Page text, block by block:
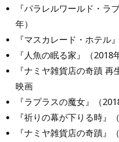
『パラレルワールド・ラ
年）
『マスカレード・ホテル
『人魚の眠る家』（2018
『ナミヤ雑貨店の奇蹟
映画
『ラプラスの魔女』（
『祈りの幕が下りる時』
『ナミヤ雑貨店の奇蹟』